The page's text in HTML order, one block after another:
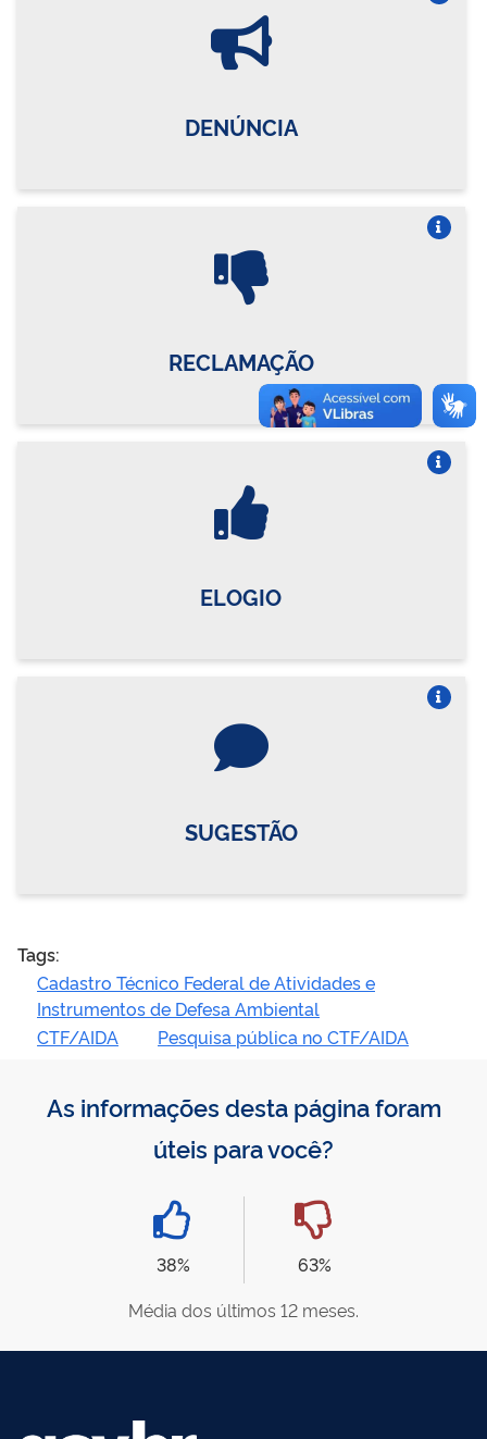
DENÚNCIA
RECLAMAÇÃO
ELOGIO
SUGESTÃO
Tags:
Cadastro Técnico Federal de Atividades e
Instrumentos de Defesa Ambiental
CTF/AIDA
Pesquisa pública no CTF/AIDA
As informações desta página foram
úteis para você?
38%
63%
Média dos últimos 12 meses.